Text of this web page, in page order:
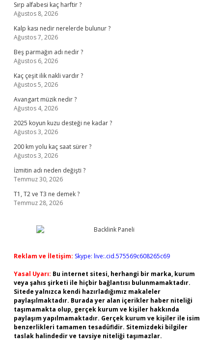
Sırp alfabesi kaç harftir ?
Ağustos 8, 2026
Kalp kası nedir nerelerde bulunur ?
Ağustos 7, 2026
Beş parmağın adı nedir ?
Ağustos 6, 2026
Kaç çeşit ilik nakli vardır ?
Ağustos 5, 2026
Avangart müzik nedir ?
Ağustos 4, 2026
2025 koyun kuzu desteği ne kadar ?
Ağustos 3, 2026
200 km yolu kaç saat sürer ?
Ağustos 3, 2026
İzmitin adı neden değişti ?
Temmuz 30, 2026
T1, T2 ve T3 ne demek ?
Temmuz 28, 2026
Reklam ve İletişim: Skype: live:.cid.575569c608265c69
Yasal Uyarı: Bu internet sitesi, herhangi bir marka, kurum
veya şahıs şirketi ile hiçbir bağlantısı bulunmamaktadır.
Sitede yalnızca kendi hazırladığımız makaleler
paylaşılmaktadır. Burada yer alan içerikler haber niteliği
taşımamakta olup, gerçek kurum ve kişiler hakkında
paylaşım yapılmamaktadır. Gerçek kurum ve kişiler ile isim
benzerlikleri tamamen tesadüfidir. Sitemizdeki bilgiler
taslak halindedir ve tavsiye niteliği taşımazlar.